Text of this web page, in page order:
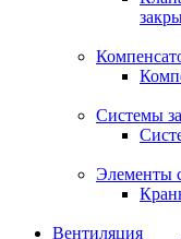
Системы
Элементы
Вентиляция